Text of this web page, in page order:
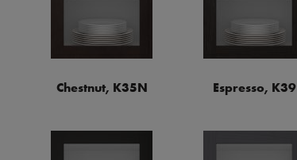
Chestnut, K35N Espresso, K39